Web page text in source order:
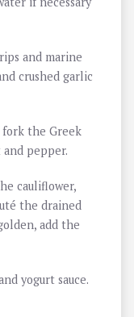
and marine
crushed garlic
fork the Greek
and pepper.
cauliflower,
the drained
add the
yogurt sauce.